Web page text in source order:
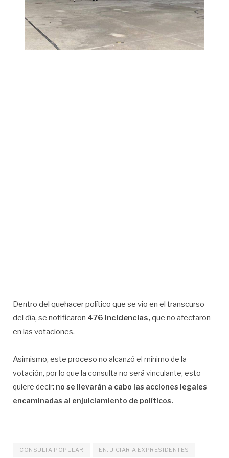
Dentro del quehacer político que se vio en el transcurso
del día, se notificaron 476 incidencias, que no afectaron
en las votaciones.
Asimismo, este proceso no alcanzó el mínimo de la
votación, por lo que la consulta no será vinculante, esto
quiere decir: no se llevarán a cabo las acciones legales
encaminadas al enjuiciamiento de políticos.
CONSULTA POPULAR ENJUICIAR A EXPRESIDENTES